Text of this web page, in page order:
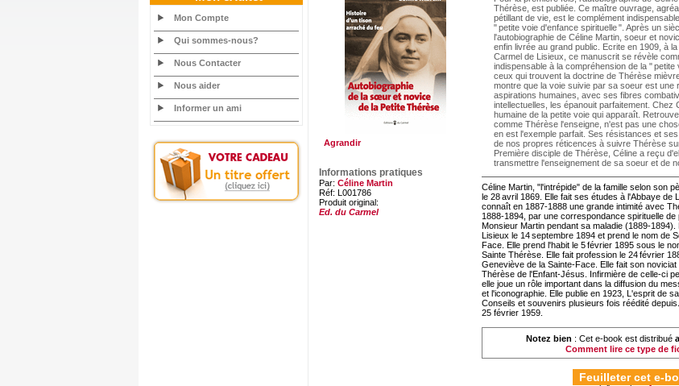
Mon Compte
Qui sommes-nous?
Nous Contacter
Nous aider
Informer un ami
Agrandir
Informations pratiques
Par: Céline Martin
Réf: L001786
Produit original:
Ed. du Carmel
Thérèse, est publiée. Ce maître ouvrage,
pétillant de vie, est le complément
" petite voie d'enfance spirituelle ". Après un
l'autobiographie de Céline Martin, soeur et
enfin livrée au grand public. Ecrite en 1909, à
Carmel de Lisieux, ce manuscrit se révèle
indispensable à la compréhension de la " petite
ceux qui trouvent la doctrine de Thérèse
montre que la voie suivie par sa soeur est une
aspirations humaines, avec ses fibres
intellectuelles, les épanouit parfaitement. Chez
humaine de la petite voie qui apparaît.
comme Thérèse l'enseigne, n'est pas une
en est l'exemple parfait. Ses résistances et
de nos propres réticences à suivre Thérèse
Première disciple de Thérèse, Céline a reçu
transmettre l'enseignement de sa soeur et de
Céline Martin, "l'intrépide" de la famille selon son
le 28 avril 1869. Elle fait ses études à l'Abbaye de
connaît en 1887-1888 une grande intimité avec
1888-1894, par une correspondance spirituelle
Monsieur Martin pendant sa maladie (1889-1894).
Lisieux le 14 septembre 1894 et prend le nom de
Face. Elle prend l'habit le 5 février 1895 sous le
Sainte Thérèse. Elle fait profession le 24 février
Geneviève de la Sainte-Face. Elle fait son
Thérèse de l'Enfant-Jésus. Infirmière de celle-ci
elle joue un rôle important dans la diffusion du
et l'iconographie. Elle publie en 1923, L'esprit de
Conseils et souvenirs plusieurs fois réédité
25 février 1959.
Notez bien : Cet e-book est distribué
Comment lire ce type de
Feuilleter cet e-